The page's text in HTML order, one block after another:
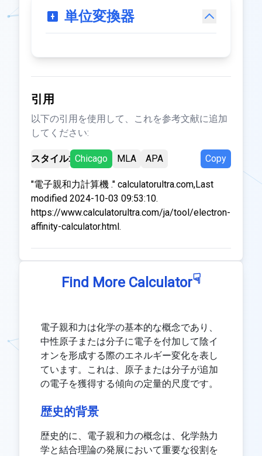
単位変換器
引用
以下の引用を使用して、これを参考文献に追加
してください:
スタイル: Chicago MLA APA Copy
"電子親和力計算機 ." calculatorultra.com,Last
modified 2024-10-03 09:53:10.
https://www.calculatorultra.com/ja/tool/electron-
affinity-calculator.html.
Find More Calculator☟
電子親和力は化学の基本的な概念であり、
中性原子または分子に電子を付加して陰イ
オンを形成する際のエネルギー変化を表し
ています。これは、原子または分子が追加
の電子を獲得する傾向の定量的尺度です。
歴史的背景
歴史的に、電子親和力の概念は、化学熱力
学と結合理論の発展において重要な役割を